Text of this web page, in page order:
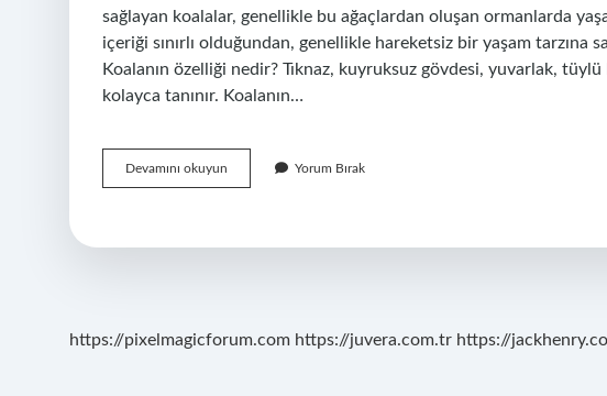
sağlayan koalalar, genellikle bu ağaçlardan oluşan ormanlarda
içeriği sınırlı olduğundan, genellikle hareketsiz bir yaşam tarzına
Koalanın özelliği nedir? Tıknaz, kuyruksuz gövdesi, yuvarlak,
kolayca tanınır. Koalanın…
Devamını okuyun
Hayvanı
Uyur
Yorum Bırak
https://pixelmagicforum.com https://juvera.com.tr https://